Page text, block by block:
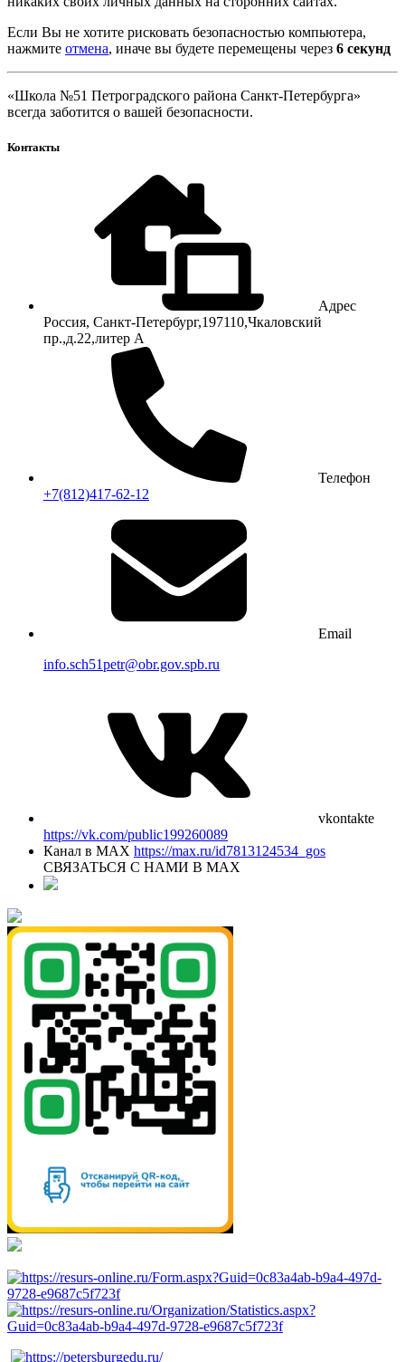
Если Вы не хотите рисковать безопасностью компьютера,
нажмите отмена, иначе вы будете перемещены через 5 секунд
«Школа №51 Петроградского района Санкт-Петербурга»
всегда заботится о вашей безопасности.
Контакты
Адрес
Россия, Санкт-Петербург,197110,Чкаловский
пр.,д.22,литер А
Телефон
+7(812)417-62-12
Email
info.sch51petr@obr.gov.spb.ru
vkontakte
https://vk.com/public199260089
Канал в MAX https://max.ru/id7813124534_gos
СВЯЗАТЬСЯ С НАМИ В МАХ